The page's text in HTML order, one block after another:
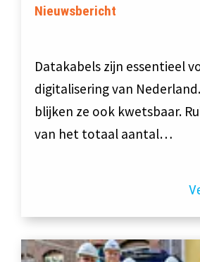
Nieuwsbericht
Datakabels zijn essentieel
digitalisering van
blijken ze ook kwetsbaar.
van het totaal aantal…